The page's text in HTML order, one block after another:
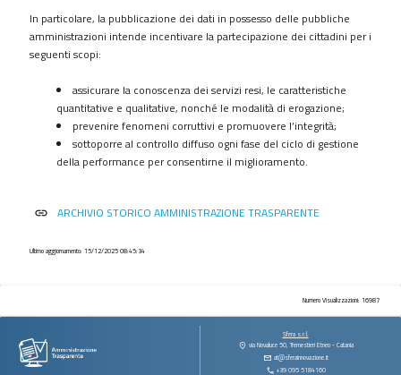
Controlli
sulle
contratti
contributi
vantaggi
immobili
e
In particolare, la pubblicazione dei dati in possesso delle pubbliche
amministrazioni intende incentivare la partecipazione dei cittadini per i
seguenti scopi:
assicurare la conoscenza dei servizi resi, le caratteristiche
quantitative e qualitative, nonché le modalità di erogazione;
prevenire fenomeni corruttivi e promuovere l’integrità;
sottoporre al controllo diffuso ogni fase del ciclo di gestione
della performance per consentirne il miglioramento.
link ARCHIVIO STORICO AMMINISTRAZIONE TRASPARENTE
Ultimo aggiornamento: 15/12/2025 08:45:34
Numero Visualizzazioni: 16987
Sfera s.r.l.
via Novaluce 50, Tremestieri Etneo - Catania
at@sferainnovazione.it
+39 095 5184160